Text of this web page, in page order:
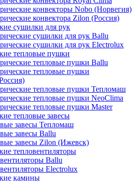
конвекторы Nobo (Норвегия)
конвектора Zilon (Россия)
сушилки для рук
сушилки для рук Ballu
сушилки для рук Electrolux
тепловые пушки
тепловые пушки Ballu
тепловые пушки
тепловые пушки Тепломаш
тепловые пушки NeoClima
тепловые пушки Master
тепловые завесы
завесы Тепломаш
завесы Ballu
завесы Zilon (Ижевск)
тепловентиляторы
Ballu
Electrolux
камины